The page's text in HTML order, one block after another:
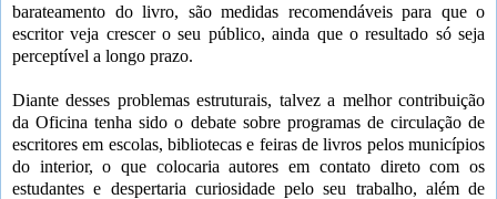
barateamento do livro, são medidas recomendáveis para que o
escritor veja crescer o seu público, ainda que o resultado só seja
perceptível a longo prazo.
Diante desses problemas estruturais, talvez a melhor contribuição
da Oficina tenha sido o debate sobre programas de circulação de
escritores em escolas, bibliotecas e feiras de livros pelos municípios
do interior, o que colocaria autores em contato direto com os
estudantes e despertaria curiosidade pelo seu trabalho, além de